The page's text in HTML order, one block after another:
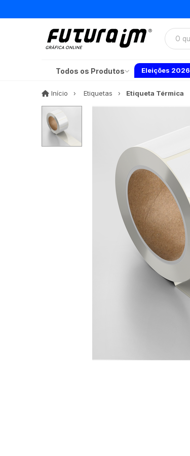
Todos os Produtos Eleições 2026
Início InícioEtiquetas Etiqueta Térmica